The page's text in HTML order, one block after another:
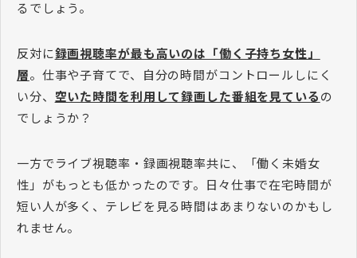
るでしょう。
反対に録画視聴率が最も高いのは「働く子持ち女性」
層。仕事や子育てで、自分の時間がコントロールしにく
い分、 空いた時間を利用して録画した番組を見ているの
でしょうか？
一方でライブ視聴率・録画視聴率共に、「働く未婚女
性」がもっとも低かったのです。日々仕事で在宅時間が
短い人が多く、テレビを見る時間はあまりないのかもし
れません。